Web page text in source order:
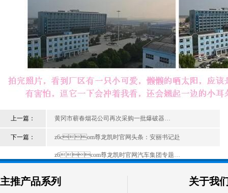
上一篇： 黄冈市蕲春烟花公司再次采购一批爆破器…
下一篇： z6com尊龙凯时官网头条：安丽书记赴
z6com尊龙凯时官网汽车集团专题…
主推产品系列 关于我